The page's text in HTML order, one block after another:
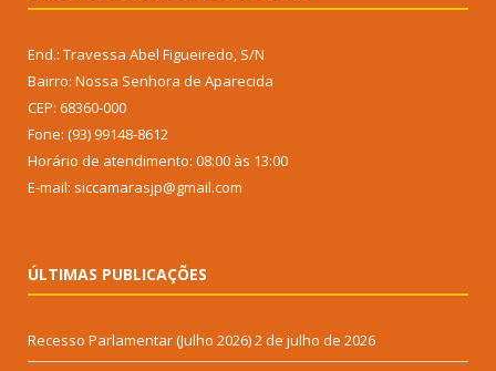
End.: Travessa Abel Figueiredo, S/N
Bairro: Nossa Senhora de Aparecida
CEP: 68360-000
Fone: (93) 99148-8612
Horário de atendimento: 08:00 às 13:00
E-mail: siccamarasjp@gmail.com
ÚLTIMAS PUBLICAÇÕES
Recesso Parlamentar (Julho 2026)2 de julho de 2026